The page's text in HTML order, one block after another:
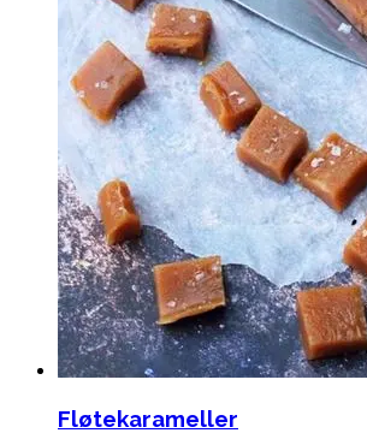
Fløtekarameller